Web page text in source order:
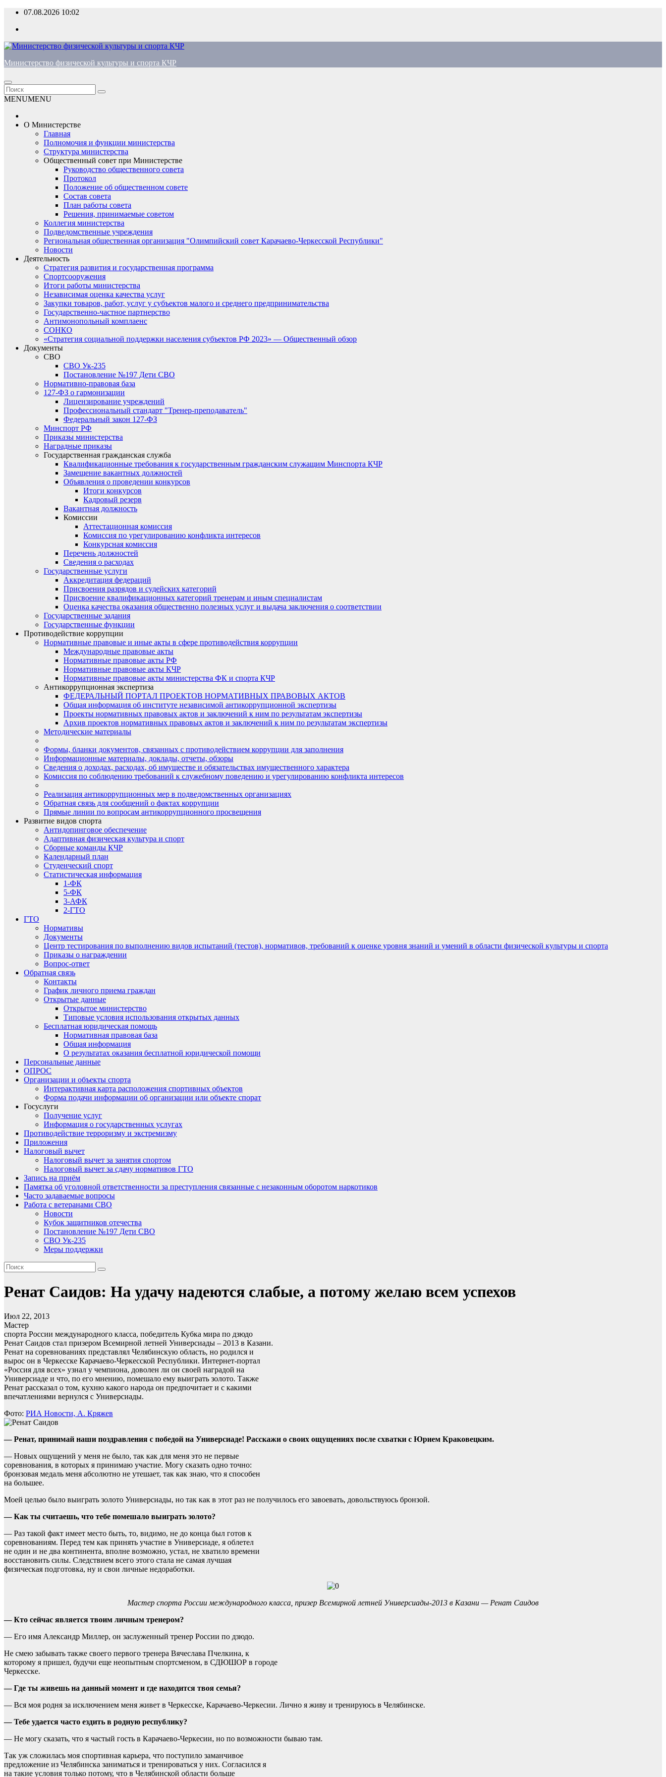
Перейти
содержимому
07.08.2026 10:02
Министерство физической культуры и спорта КЧР
MENUMENU
О Министерстве
Главная
Полномочия и функции министерства
Структура министерства
Общественный совет при Министерстве
Руководство общественного совета
Протокол
Положение об общественном совете
Состав совета
План работы совета
Решения, принимаемые советом
Коллегия министерства
Подведомственные учреждения
Региональная общественная организация "Олимпийский совет Карачаево-Черкесской Республики"
Новости
Деятельность
Стратегия развития и государственная программа
Спортсооружения
Итоги работы министерства
Независимая оценка качества услуг
Закупки товаров, работ, услуг у субъектов малого и среднего предпринимательства
Государственно-частное партнерство
Антимонопольный комплаенс
СОНКО
«Стратегия социальной поддержки населения субъектов РФ 2023» — Общественный обзор
Документы
СВО
СВО Ук-235
Постановление №197 Дети СВО
Нормативно-правовая база
127-ФЗ о гармонизации
Лицензирование учреждений
Профессиональный стандарт "Тренер-преподаватель"
Федеральный закон 127-ФЗ
Минспорт РФ
Приказы министерства
Наградные приказы
Государственная гражданская служба
Квалификационные требования к государственным гражданским служащим Минспорта КЧР
Замещение вакантных должностей
Объявления о проведении конкурсов
Итоги конкурсов
Кадровый резерв
Вакантная должность
Комиссии
Аттестационная комиссия
Комиссия по урегулированию конфликта интересов
Конкурсная комиссия
Перечень должностей
Сведения о расходах
Государственные услуги
Аккредитация федераций
Присвоения разрядов и судейских категорий
Присвоение квалификационных категорий тренерам и иным специалистам
Оценка качества оказания общественно полезных услуг и выдача заключения о соответствии
Государственные задания
Государственные функции
Противодействие коррупции
Нормативные правовые и иные акты в сфере противодействия коррупции
Международные правовые акты
Нормативные правовые акты РФ
Нормативные правовые акты КЧР
Нормативные правовые акты министерства ФК и спорта КЧР
Антикоррупционная экспертиза
ФЕДЕРАЛЬНЫЙ ПОРТАЛ ПРОЕКТОВ НОРМАТИВНЫХ ПРАВОВЫХ АКТОВ
Общая информация об институте независимой антикоррупционной экспертизы
Проекты нормативных правовых актов и заключений к ним по результатам экспертизы
Архив проектов нормативных правовых актов и заключений к ним по результатам экспертизы
Методические материалы
Формы, бланки документов, связанных с противодействием коррупции для заполнения
Информационные материалы, доклады, отчеты, обзоры
Сведения о доходах, расходах, об имуществе и обязательствах имущественного характера
Комиссия по соблюдению требований к служебному поведению и урегулированию конфликта интересов
Реализация антикоррупционных мер в подведомственных организациях
Обратная связь для сообщений о фактах коррупции
Прямые линии по вопросам антикоррупционного просвещения
Развитие видов спорта
Антидопинговое обеспечение
Адаптивная физическая культура и спорт
Сборные команды КЧР
Календарный план
Студенческий спорт
Статистическая информация
1-ФК
5-ФК
3-АФК
2-ГТО
ГТО
Нормативы
Документы
Центр тестирования по выполнению видов испытаний (тестов), нормативов, требований к оценке уровня знаний и умений в области физической культуры и спорта
Приказы о награждении
Вопрос-ответ
Обратная связь
Контакты
График личного приема граждан
Открытые данные
Открытое министерство
Типовые условия использования открытых данных
Бесплатная юридическая помощь
Нормативная правовая база
Общая информация
О результатах оказания бесплатной юридической помощи
Персональные данные
ОПРОС
Организации и объекты спорта
Интерактивная карта расположения спортивных объектов
Форма подачи информации об организации или объекте спорат
Госуслуги
Получение услуг
Информация о государственных услугах
Противодействие терроризму и экстремизму
Приложения
Налоговый вычет
Налоговый вычет за занятия спортом
Налоговый вычет за сдачу нормативов ГТО
Запись на приём
Памятка об уголовной ответственности за преступления связанные с незаконным оборотом наркотиков
Часто задаваемые вопросы
Работа с ветеранами СВО
Новости
Кубок защитников отечества
Постановление №197 Дети СВО
СВО Ук-235
Меры поддержки
Ренат Саидов: На удачу надеются слабые, а потому желаю всем успехов
Июл 22, 2013
Мастер
спорта России международного класса, победитель Кубка мира по дзюдо
Ренат Саидов стал призером Всемирной летней Универсиады – 2013 в Казани.
Ренат на соревнованиях представлял Челябинскую область, но родился и
вырос он в Черкесске Карачаево-Черкесской Республики. Интернет-портал
«Россия для всех» узнал у чемпиона, доволен ли он своей наградой на
Универсиаде и что, по его мнению, помешало ему выиграть золото. Также
Ренат рассказал о том, кухню какого народа он предпочитает и с какими
впечатлениями вернулся с Универсиады.
Фото: РИА Новости, А. Кряжев
— Ренат, принимай наши поздравления с победой на Универсиаде! Расскажи о своих ощущениях после схватки с Юрием Краковецким.
— Новых ощущений у меня не было, так как для меня это не первые
соревнования, в которых я принимаю участие. Могу сказать одно точно:
бронзовая медаль меня абсолютно не утешает, так как знаю, что я способен
на большее.
Моей целью было выиграть золото Универсиады, но так как в этот раз не получилось его завоевать, довольствуюсь бронзой.
— Как ты считаешь, что тебе помешало выиграть золото?
— Раз такой факт имеет место быть, то, видимо, не до конца был готов к
соревнованиям. Перед тем как принять участие в Универсиаде, я облетел
не один и не два континента, вполне возможно, устал, не хватило времени
восстановить силы. Следствием всего этого стала не самая лучшая
физическая подготовка, ну и свои личные недоработки.
Мастер спорта России международного класса, призер Всемирной летней Универсиады-2013 в Казани — Ренат Саидов
— Кто сейчас является твоим личным тренером?
— Его имя Александр Миллер, он заслуженный тренер России по дзюдо.
Не смею забывать также своего первого тренера Вячеслава Пчелкина, к
которому я пришел, будучи еще неопытным спортсменом, в СДЮШОР в городе
Черкесске.
— Где ты живешь на данный момент и где находится твоя семья?
— Вся моя родня за исключением меня живет в Черкесске, Карачаево-Черкесии. Лично я живу и тренируюсь в Челябинске.
— Тебе удается часто ездить в родную республику?
— Не могу сказать, что я частый гость в Карачаево-Черкесии, но по возможности бываю там.
Так уж сложилась моя спортивная карьера, что поступило заманчивое
предложение из Челябинска заниматься и тренироваться у них. Согласился я
на такие условия только потому, что в Челябинской области больше